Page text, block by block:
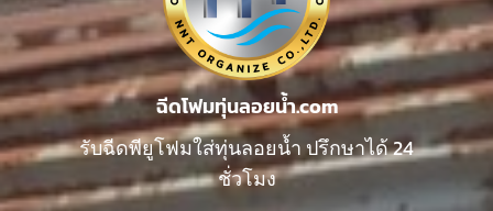
ฉีดโฟมทุ่นลอยน้ำ.com
รับฉีดพียูโฟมใส่ทุ่นลอยน้ำ ปรึกษาได้ 24
ชั่วโมง